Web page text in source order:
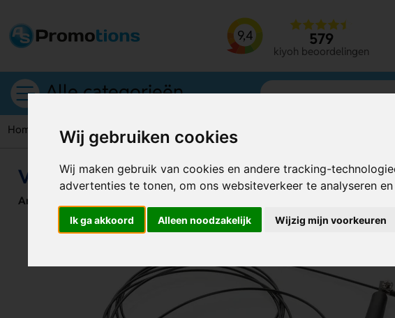
Wij gebruiken cookies
Wij maken gebruik van cookies en andere tracking-
advertenties te tonen, om ons websiteverkeer te analyseren
Ik ga akkoord Alleen noodzakelijk Wijzig mijn voorkeuren
9,4 579
kiyoh beoordelingen
Alle categorieën
Home Springtouwen Verstelbaar springtouw in etui
Verstelbaar springtouw in etui
Artikelnummer: